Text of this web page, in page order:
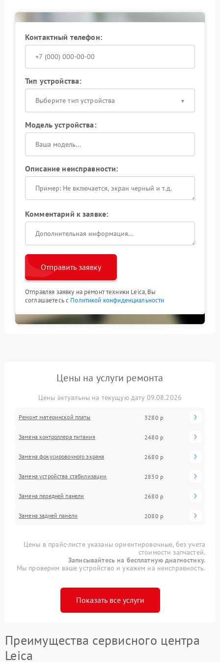
Контактный телефон:
Тип устройства:
Выберите тип устройства
Модель устройства:
Описание неисправности:
Комментарий к заявке:
Отправить заявку
Отправляя заявку на ремонт техники Leica, Вы
соглашаетесь с Политикой конфиденциальности
Цены на услуги ремонта
Цены актуальны на текущую дату 09.08.2026
Ремонт материнской платы 3280 р
Замена контроллера питания 2480 р
Замена фокусировочного экрана 2680 р
Замена устройства стабилизации 2830 р
Замена передней панели 2680 р
Замена задней панели 2080 р
Цены в прайс-листе указаны ориентировочные, без учета
стоимости запчастей.
Записывайтесь на бесплатную диагностику.
Мы проверим ваше устройство и укажем на неисправность.
Показать все услуги
Преимущества сервисного центра
Leica